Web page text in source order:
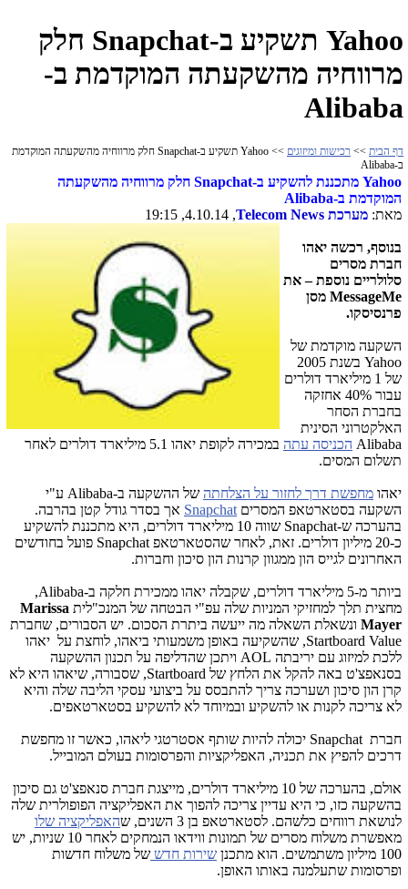
Yahoo תשקיע ב-Snapchat חלק
מרווחיה מהשקעתה המוקדמת ב-
Alibaba
דף הבית >> רכישות ומיזוגים
>> Yahoo תשקיע ב-Snapchat חלק מרווחיה מהשקעתה המוקדמת
ב-Alibaba
Yahoo מתכננת להשקיע ב-Snapchat חלק מרווחיה מהשקעתה
המוקדמת ב-Alibaba
מאת: מערכת Telecom News
, 4.10.14, 19:15
בנוסף, רכשה יאהו
חברת מסרים
סלולריים נוספת–את
MessageMe מסן
פרנסיסקו.
השקעה מוקדמת של
Yahoo
בשנת 2005
של 1 מיליארד דולרים
עבור 40% אחזקה
בחברת הסחר
האלקטרוני הסינית
Alibaba הכניסה עתה
במכירה לקופת יאהו 5.1 מיליארד דולרים לאחר
תשלום המסים.
יאהו מחפשת דרך לחזור על הצלחתה של ההשקעה ב-Alibaba ע"י
השקעה בסטארטאפ המסרים Snapchat אך בסדר גודל קטן בהרבה.
בהערכה ש-Snapchat
שווה 10 מיליארד דולרים, היא מתכננת להשקיע
כ-20 מיליון דולרים. זאת, לאחר שהסטארטאפ
Snapchat פועל בחודשים
האחרונים לגייס הון ממגוון קרנות הון סיכון וחברות.
ביותר מ-5 מיליארד דולרים, שקבלה יאהו ממכירת חלקה ב- Alibaba
,
מחצית תלך למחזיקי המניות שלה עפ"י הבטחה של המנכ"לית Marissa
Mayer ונשאלת השאלה מה ייעשה ביתרת הסכום. יש הסבורים, שחברת
Startboard Value, שהשקיעה באופן משמעותי ביאהו, לוחצת על יאהו
ללכת למיזוג עם יריבתה AOL ויתכן שהדליפה על תכנון ההשקעה
בסנאפצ'ט באה להקל את הלחץ של Startboard, שסבורה, שיאהו היא לא
קרן הון סיכון ושערכה צריך להתבסס על ביצועי עסקי הליבה שלה והיא
לא צריכה לקנות או להשקיע ובמיוחד לא להשקיע בסטארטאפים.
חברת Snapchat יכולה להיות שותף אסטרטגי ליאהו, כאשר זו מחפשת
דרכים להפיץ את תכניה, האפליקציות והפרסומות בעולם המובייל.
אולם, בהערכה של 10 מיליארד דולרים, מייצגת חברת סנאפצ'ט גם סיכון
בהשקעה כזו, כי היא עדיין צריכה להפוך את האפליקציה הפופולרית שלה
לנושאת רווחים כלשהם. לסטארטאפ בן 3 השנים, ש
האפליקציה שלו
מאפשרת משלוח מסרים של תמונות ווידאו הנמחקים לאחר 10 שניות, יש
100 מיליון משתמשים. הוא מתכנן
שירות חדש של משלוח חדשות
ופרסומות שתעלמנה באותו האופן.